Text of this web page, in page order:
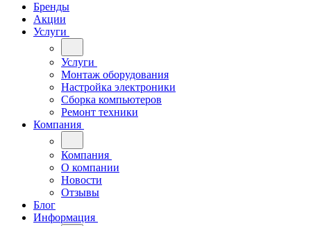
Бренды
Акции
Услуги
Услуги
Монтаж оборудования
Настройка электроники
Сборка компьютеров
Ремонт техники
Компания
Компания
О компании
Новости
Отзывы
Блог
Информация